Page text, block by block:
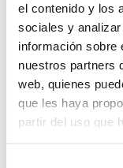
el contenido y los
sociales y
información sobre
nuestros partners
web, quienes
que les haya
partir del uso que
FARMACIA
PS. DE LAS